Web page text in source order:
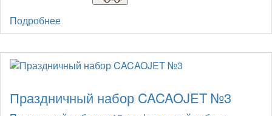
Подробнее
Праздничный набор CACAOJET №3